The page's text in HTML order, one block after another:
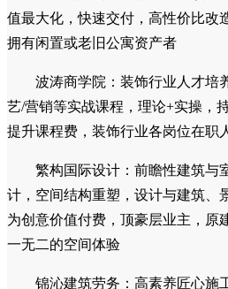
波涛软装：10大软装空间美学
由人，对家居氛围、生活美学有
波澜管理：装饰行业精益管理
价，寻求标准化、规模化发展的装
波涛简嘉公寓：存量资产改造
值最大化，快速交付，高性价比改